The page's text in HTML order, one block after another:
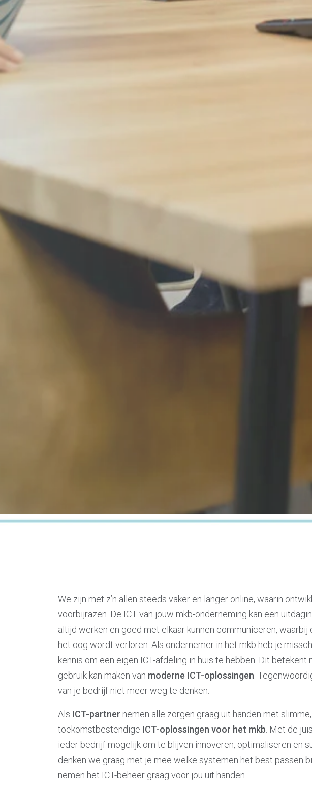
We zijn met z’n allen steeds vaker en langer online, waarin
voorbijrazen. De ICT van jouw mkb-onderneming kan een
altijd werken en goed met elkaar kunnen communiceren,
het oog wordt verloren. Als ondernemer in het mkb heb je
kennis om een eigen ICT-afdeling in huis te hebben. Dit betekent
gebruik kan maken van moderne ICT-oplossingen .
van je bedrijf niet meer weg te denken.
Als ICT-partner nemen alle zorgen graag uit handen met
toekomstbestendige ICT-oplossingen voor het mkb . Met de
ieder bedrijf mogelijk om te blijven innoveren, optimaliseren en
denken we graag met je mee welke systemen het best passen
nemen het ICT-beheer graag voor jou uit handen.